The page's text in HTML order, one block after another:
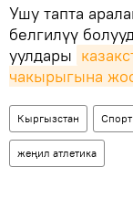
Ушу тапта
белгилүү
уулдары
чакырыгына
Кыргызстан Спорт
жеңил атлетика